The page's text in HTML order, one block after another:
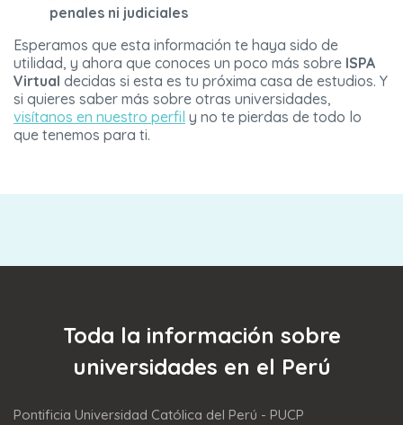
penales ni judiciales
Esperamos que esta información te haya sido de
utilidad, y ahora que conoces un poco más sobre ISPA
Virtual decidas si esta es tu próxima casa de estudios. Y
si quieres saber más sobre otras universidades,
visítanos en nuestro perfil y no te pierdas de todo lo
que tenemos para ti.
Toda la información sobre
universidades en el Perú
Pontificia Universidad Católica del Perú - PUCP